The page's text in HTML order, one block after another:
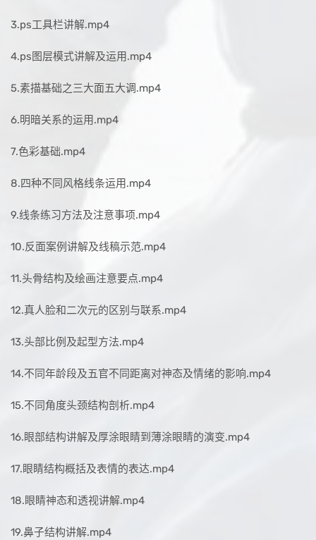
3.ps工具栏讲解.mp4
4.ps图层模式讲解及运用.mp4
5.素描基础之三大面五大调.mp4
6.明暗关系的运用.mp4
7.色彩基础.mp4
8.四种不同风格线条运用.mp4
9.线条练习方法及注意事项.mp4
10.反面案例讲解及线稿示范.mp4
11.头骨结构及绘画注意要点.mp4
12.真人脸和二次元的区别与联系.mp4
13.头部比例及起型方法.mp4
14.不同年龄段及五官不同距离对神态及情绪的影响.mp4
15.不同角度头颈结构剖析.mp4
16.眼部结构讲解及厚涂眼睛到薄涂眼睛的演变.mp4
17.眼睛结构概括及表情的表达.mp4
18.眼睛神态和透视讲解.mp4
19.鼻子结构讲解.mp4